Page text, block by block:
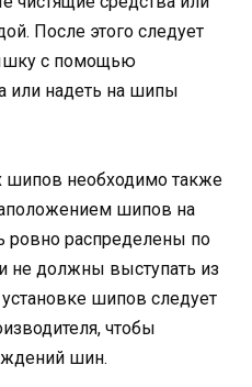
После этого следует
с помощью
или надеть на шипы
шипов необходимо также
шипов на
распределены по
не должны выступать из
шипов следует
чтобы
шин.